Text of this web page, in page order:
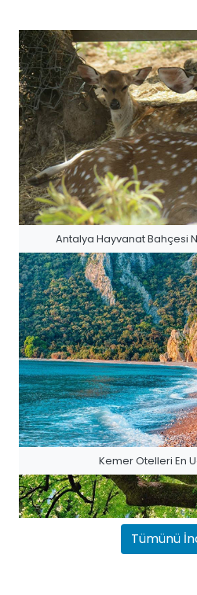
Antalya Hayvanat Bahçesi
Kemer Otelleri En
Tümünü